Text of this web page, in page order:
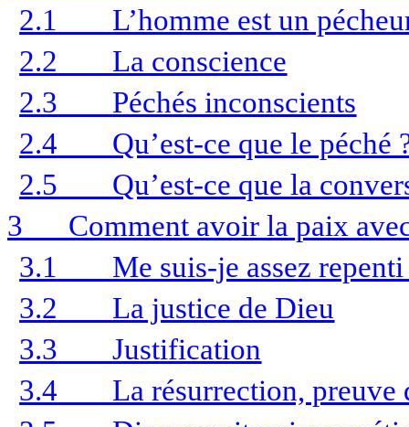
2.1
L’homme est un
2.2
La conscience
2.3
Péchés inconscients
2.4
Qu’est-ce que le péché
2.5
Qu’est-ce que la
3
Comment avoir la paix
3.1
Me suis-je assez repenti
3.2
La justice de Dieu
3.3
Justification
3.4
La résurrection, preuve